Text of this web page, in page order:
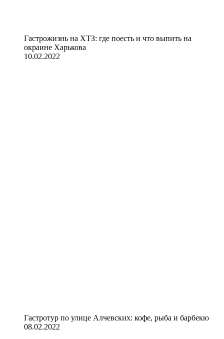
Гастрожизнь на ХТЗ: где поесть и что выпить на
окраине Харькова
10.02.2022
Гастротур по улице Алчевских: кофе, рыба и барбекю
08.02.2022